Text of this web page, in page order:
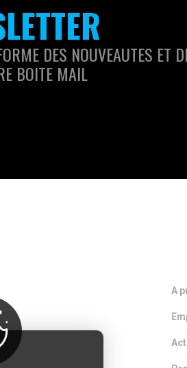
DES NOUVEAUTES ET
BOITE MAIL
A